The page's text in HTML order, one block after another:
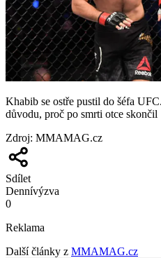
Khabib se ostře pustil do šéfa
důvodu, proč po smrti otce skončil
Zdroj: MMAMAG.cz
Sdílet
Dennívýzva
0
Reklama
Další články z MMAMAG.cz